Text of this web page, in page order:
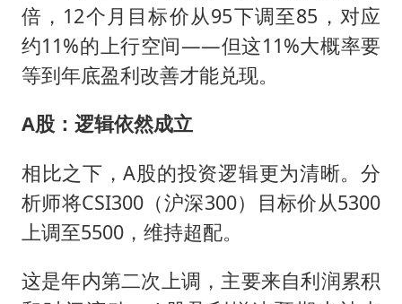
倍，12个月目标价从95下调至85，对应
约11%的上行空间——但这11%大概率要
等到年底盈利改善才能兑现。
A股：逻辑依然成立
相比之下，A股的投资逻辑更为清晰。分
析师将CSI300（沪深300）目标价从5300
上调至5500，维持超配。
这是年内第二次上调，主要来自利润累积